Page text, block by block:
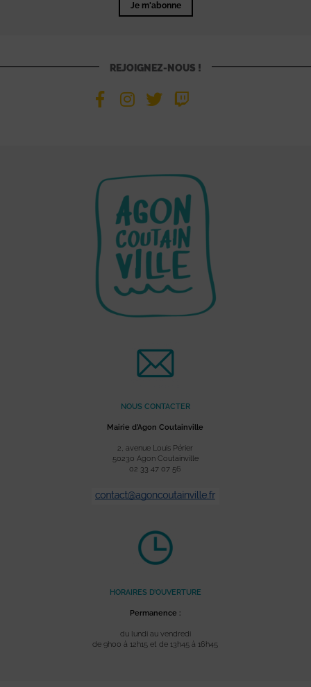
Je m'abonne
REJOIGNEZ-NOUS !
NOUS CONTACTER
Mairie d’Agon Coutainville
2, avenue Louis Périer
50230 Agon Coutainville
02 33 47 07 56
HORAIRES D’OUVERTURE
Permanence :
du lundi au vendredi
de 9h00 à 12h15 et de 13h45 à 16h45